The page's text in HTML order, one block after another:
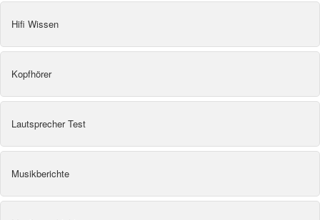
Hifi Wissen
Kopfhörer
Lautsprecher Test
Musikberichte